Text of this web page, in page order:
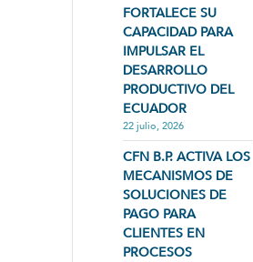
FORTALECE SU
CAPACIDAD PARA
IMPULSAR EL
DESARROLLO
PRODUCTIVO DEL
ECUADOR
22 julio, 2026
CFN B.P. ACTIVA LOS
MECANISMOS DE
SOLUCIONES DE
PAGO PARA
CLIENTES EN
PROCESOS